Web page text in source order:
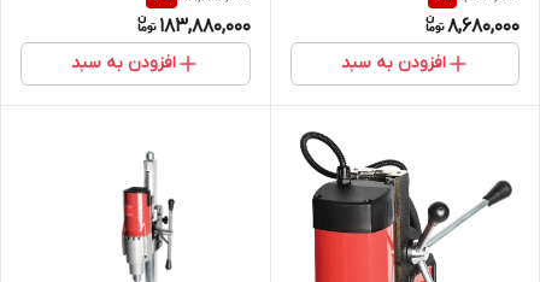
8,680,000
افزودن به سبد
183,880,000
افزودن به سبد